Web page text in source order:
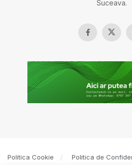
Suceava.
Politica Cookie Politica de